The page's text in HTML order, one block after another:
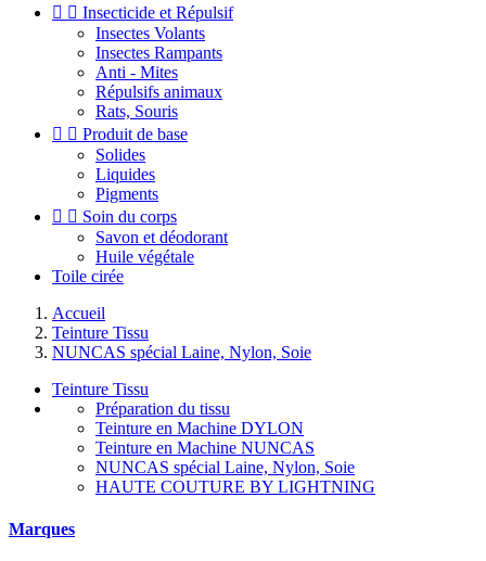
  Insecticide et Répulsif
Insectes Volants
Insectes Rampants
Anti - Mites
Répulsifs animaux
Rats, Souris
  Produit de base
Solides
Liquides
Pigments
  Soin du corps
Savon et déodorant
Huile végétale
Toile cirée
Accueil
Teinture Tissu
NUNCAS spécial Laine, Nylon, Soie
Teinture Tissu
Préparation du tissu
Teinture en Machine DYLON
Teinture en Machine NUNCAS
NUNCAS spécial Laine, Nylon, Soie
HAUTE COUTURE BY LIGHTNING
Marques